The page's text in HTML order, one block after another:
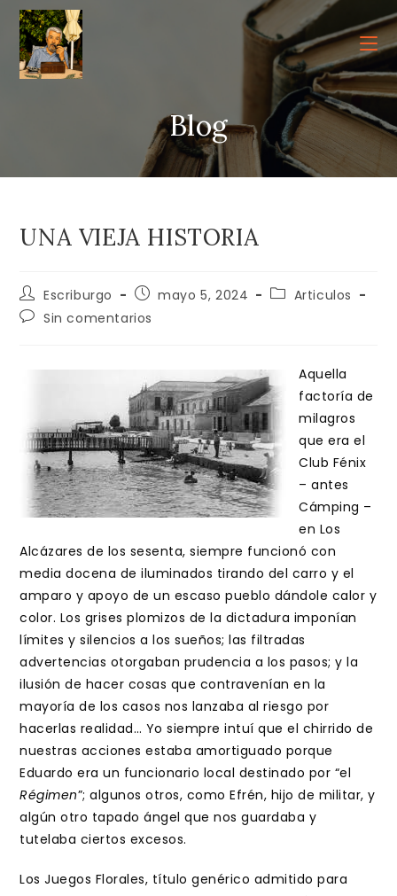
contenido
Blog
UNA VIEJA HISTORIA
Autor
de
la
Escriburgo
Publicación
de
la
mayo 5, 2024
Categoría
Articulos
Comentarios
entrada:
Sin comentarios
Aquella
factoría de
milagros
que era el
Club Fénix
– antes
Cámping –
en Los
Alcázares de los sesenta, siempre funcionó con
media docena de iluminados tirando del carro y el
amparo y apoyo de un escaso pueblo dándole calor y
color. Los grises plomizos de la dictadura imponían
límites y silencios a los sueños; las filtradas
advertencias otorgaban prudencia a los pasos; y la
ilusión de hacer cosas que contravenían en la
mayoría de los casos nos lanzaba al riesgo por
hacerlas realidad… Yo siempre intuí que el chirrido de
nuestras acciones estaba amortiguado porque
Eduardo era un funcionario local destinado por “el
Régimen”; algunos otros, como Efrén, hijo de militar, y
algún otro tapado ángel que nos guardaba y
tutelaba ciertos excesos.
Los Juegos Florales, título genérico admitido para